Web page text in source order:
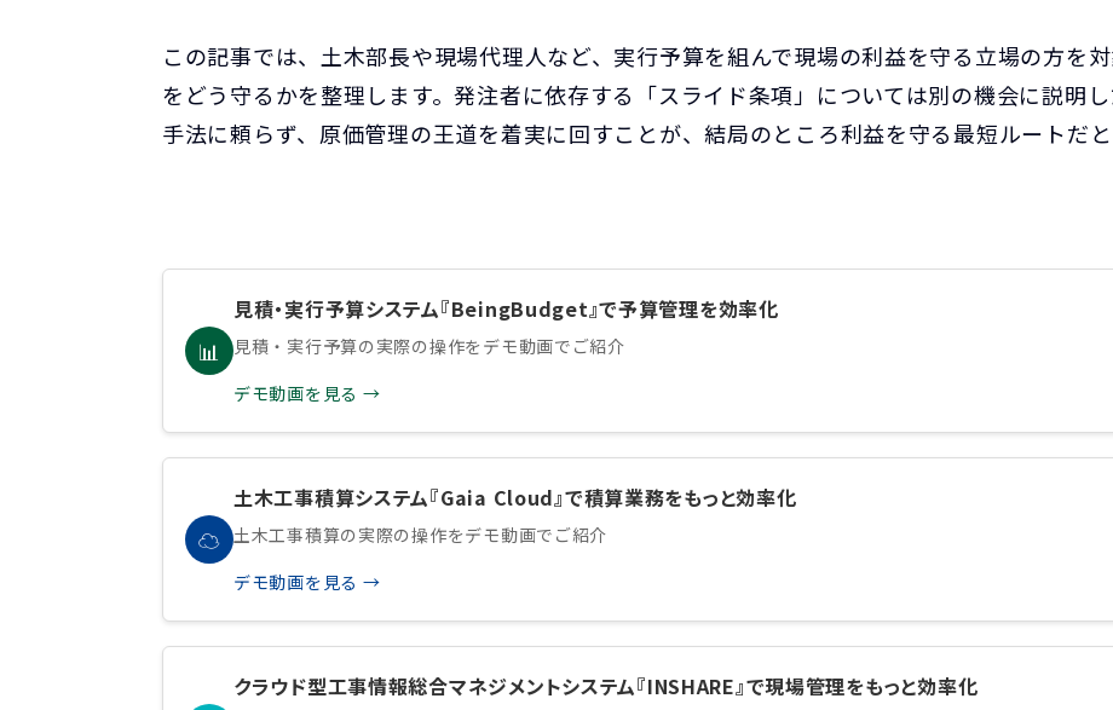
この記事では、土木部長や現場代理人など、実行予算を組んで現場の利益を守る立場の方を
をどう守るかを整理します。発注者に依存する「スライド条項」については別の機会に説明
手法に頼らず、原価管理の王道を着実に回すことが、結局のところ利益を守る最短ルートだと
📊
見積・実行予算システム『BeingBudget』で予算管理を効率化
見積・実行予算の実際の操作をデモ動画でご紹介
デモ動画を見る →
☁️
土木工事積算システム『Gaia Cloud』で積算業務をもっと効率化
土木工事積算の実際の操作をデモ動画でご紹介
デモ動画を見る →
クラウド型工事情報総合マネジメントシステム『INSHARE』で現場管理をもっと効率化